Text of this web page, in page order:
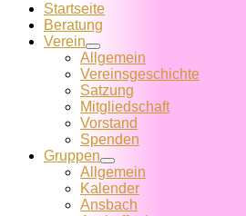
Startseite
Beratung
Verein
Allgemein
Vereins­geschichte
Satzung
Mitglied­schaft
Vorstand
Spenden
Gruppen
Allgemein
Kalender
Ansbach